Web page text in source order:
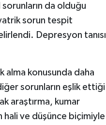
sorunların da olduğu
sorun tespit
Depresyon tanısı
alma konusunda daha
sorunların eşlik ettiği
araştırma, kumar
hali ve düşünce biçimiyle